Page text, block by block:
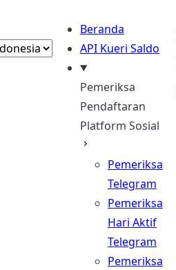
Beranda
API Kueri Saldo
Pemeriksa
Pendaftaran
Platform Sosial
Pemeriksa
Telegram
Pemeriksa
Hari Aktif
Telegram
Pemeriksa